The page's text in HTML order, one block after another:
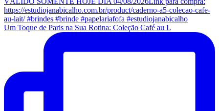
Um Toque de Paris na Sua Rotina: Coleção Café au L